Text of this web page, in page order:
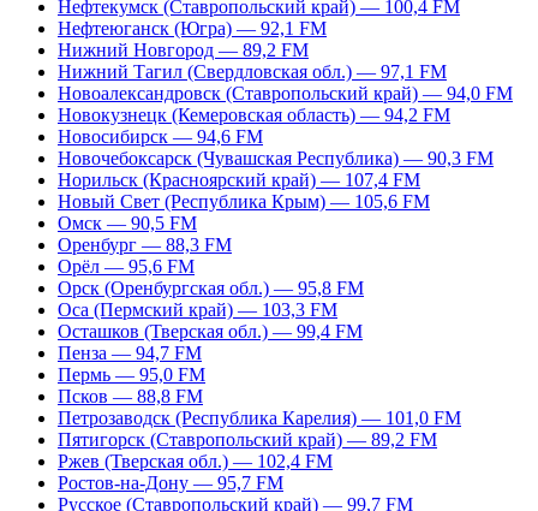
Нефтекумск (Ставропольский край) — 100,4 FM
Нефтеюганск (Югра) — 92,1 FM
Нижний Новгород — 89,2 FM
Нижний Тагил (Свердловская обл.) — 97,1 FM
Новоалександровск (Ставропольский край) — 94,0 FM
Новокузнецк (Кемеровская область) — 94,2 FM
Новосибирск — 94,6 FM
Новочебоксарск (Чувашская Республика) — 90,3 FM
Норильск (Красноярский край) — 107,4 FM
Новый Свет (Республика Крым) — 105,6 FM
Омск — 90,5 FM
Оренбург — 88,3 FM
Орёл — 95,6 FM
Орск (Оренбургская обл.) — 95,8 FM
Оса (Пермский край) — 103,3 FM
Осташков (Тверская обл.) — 99,4 FM
Пенза — 94,7 FM
Пермь — 95,0 FM
Псков — 88,8 FM
Петрозаводск (Республика Карелия) — 101,0 FM
Пятигорск (Ставропольский край) — 89,2 FM
Ржев (Тверская обл.) — 102,4 FM
Ростов-на-Дону — 95,7 FM
Русское (Ставропольский край) — 99,7 FM